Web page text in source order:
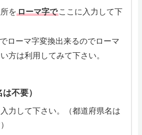
をローマ字で ここに入力して下
でローマ字変換出来るのでローマ
方は利用してみて下さい。
不要）
力して下さい。（都道府県名は